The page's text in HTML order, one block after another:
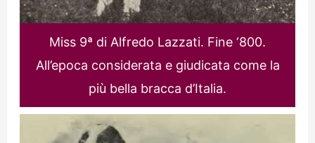
Miss 9ª di Alfredo Lazzati. Fine ‘800.
All’epoca considerata e giudicata come la
più bella bracca d’Italia.